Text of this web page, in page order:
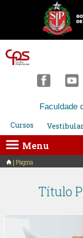
Faculdade
Cursos
Menu
Página
Título